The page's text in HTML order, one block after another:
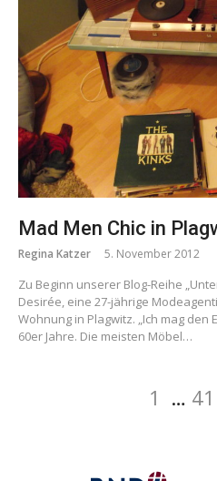
Mad Men Chic in
Regina Katzer 5. November 2012
Zu Beginn unserer Blog-Reihe
Desirée, eine 27-jährige
Wohnung in Plagwitz. „Ich mag den
60er Jahre. Die meisten Möbel…
Beitragsnavigation
Seite
1 … 41